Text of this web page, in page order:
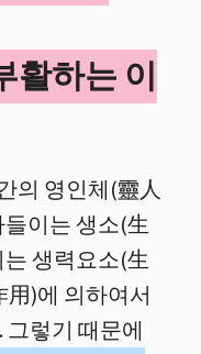
활하는 이
의 영인체(靈人
이는 생소(生
생력요소(生
)에 의하여서
렇기 때문에